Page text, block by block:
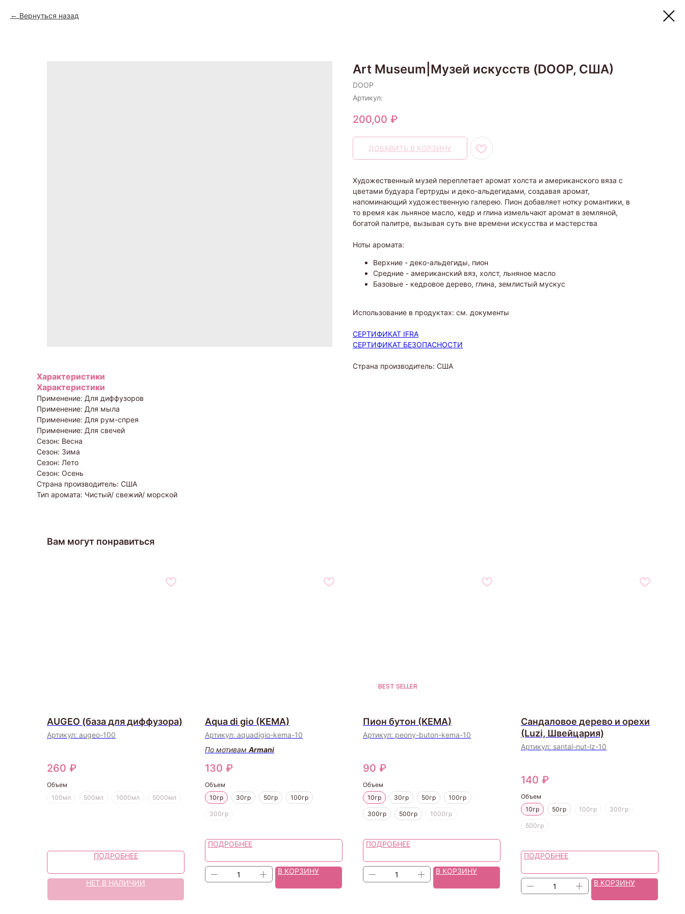
Вернуться назад
Art Museum|Музей искусств (DOOP, США)
DOOP
Артикул:
200,00 ₽
ДОБАВИТЬ В КОРЗИНУ
Художественный музей переплетает аромат холста и американского вяза с
цветами будуара Гертруды и деко-альдегидами, создавая аромат,
напоминающий художественную галерею. Пион добавляет нотку романтики, в
то время как льняное масло, кедр и глина измельчают аромат в земляной,
богатой палитре, вызывая суть вне времени искусства и мастерства
Ноты аромата:
Верхние - деко-альдегиды, пион
Средние - американский вяз, холст, льняное масло
Базовые - кедровое дерево, глина, землистый мускус
Использование в продуктах: см. документы
СЕРТИФИКАТ IFRA
СЕРТИФИКАТ БЕЗОПАСНОСТИ
Страна производитель: США
Характеристики
Характеристики
Применение: Для диффузоров
Применение: Для мыла
Применение: Для рум-спрея
Применение: Для свечей
Сезон: Весна
Сезон: Зима
Сезон: Лето
Сезон: Осень
Страна производитель: США
Тип аромата: Чистый/ свежий/ морской
Вам могут понравиться
AUGEO (база для диффузора)
Артикул: augeo-100
260 ₽
Объем
100мл
500мл 1000мл 5000мл
ПОДРОБНЕЕ
НЕТ В НАЛИЧИИ
Aqua di gio (KEMA)
Артикул: aquadigio-kema-10
По мотивам Armani
130 ₽
Объем
10гр
30гр 50гр 100гр
300гр
ПОДРОБНЕЕ
В КОРЗИНУ
BEST SELLER
Пион бутон (KEMA)
Артикул: peony-buton-kema-10
90 ₽
Объем
10гр
30гр 50гр 100гр
300гр 500гр 1000гр
ПОДРОБНЕЕ
В КОРЗИНУ
Сандаловое дерево и орехи
(Luzi, Швейцария)
Артикул: santal-nut-lz-10
140 ₽
Объем
10гр
50гр 100гр 300гр
500гр
ПОДРОБНЕЕ
В КОРЗИНУ